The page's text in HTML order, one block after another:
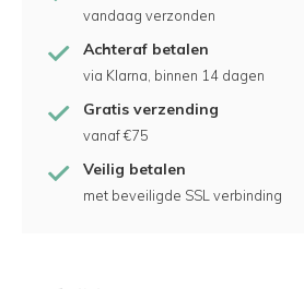
vandaag verzonden
Achteraf betalen
via Klarna, binnen 14 dagen
Gratis verzending
vanaf €75
Veilig betalen
met beveiligde SSL verbinding